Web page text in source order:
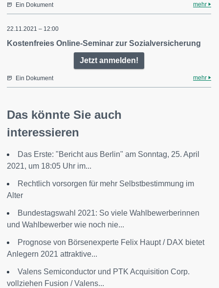
Ein Dokument mehr
22.11.2021 – 12:00
Kostenfreies Online-Seminar zur Sozialversicherung
Jetzt anmelden!
Ein Dokument mehr
Das könnte Sie auch
interessieren
Das Erste: "Bericht aus Berlin" am Sonntag, 25. April
2021, um 18:05 Uhr im...
Rechtlich vorsorgen für mehr Selbstbestimmung im
Alter
Bundestagswahl 2021: So viele Wahlbewerberinnen
und Wahlbewerber wie noch nie...
Prognose von Börsenexperte Felix Haupt / DAX bietet
Anlegern 2021 attraktive...
Valens Semiconductor und PTK Acquisition Corp.
vollziehen Fusion / Valens...